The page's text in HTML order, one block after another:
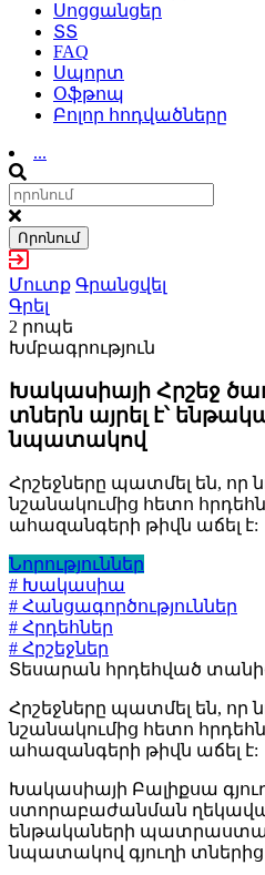
Սոցցանցեր
ՏՏ
FAQ
Սպորտ
Օֆթոպ
Բոլոր հոդվածները
...
Որոնում
Մուտք Գրանցվել
Գրել
2 րոպե
Խմբագրություն
Խակասիայի Հրշեջ
տներն այրել է՝
նպատակով
Հրշեջները պատմել են, որ
նշանակումից հետո
ահազանգերի թիվն աճել է:
Նորություններ
# Խակասիա
# Հանցագործություններ
# Հրդեհներ
# Հրշեջներ
Տեսարան հրդեհված
Հրշեջները պատմել են, որ
նշանակումից հետո
ահազանգերի թիվն աճել է:
Խակասիայի Բալիքսա
ստորաբաժանման
ենթակաների
նպատակով գյուղի տներից